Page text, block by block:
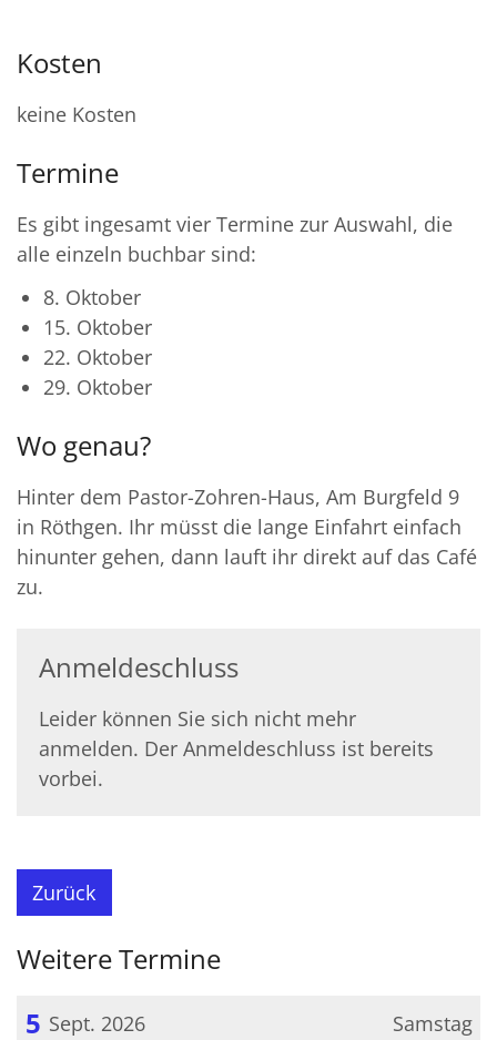
Kosten
keine Kosten
Termine
Es gibt ingesamt vier Termine zur Auswahl, die
alle einzeln buchbar sind:
8. Oktober
15. Oktober
22. Oktober
29. Oktober
Wo genau?
Hinter dem Pastor-Zohren-Haus, Am Burgfeld 9
in Röthgen. Ihr müsst die lange Einfahrt einfach
hinunter gehen, dann lauft ihr direkt auf das Café
zu.
Anmeldeschluss
Leider können Sie sich nicht mehr
anmelden. Der Anmeldeschluss ist bereits
vorbei.
Zurück
Weitere Termine
Samstag
5 Sept. 2026